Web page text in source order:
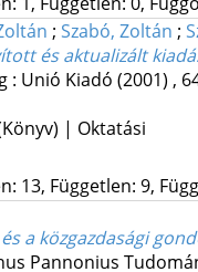
; Szabó, Zoltán ;
és aktualizált
: Unió Kiadó (2001) ,
| Oktatási
13, Független: 9,
a közgazdasági
Pannonius